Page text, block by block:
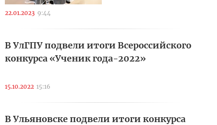
22.01.2023 9:44
В УлГПУ подвели итоги Всероссийского
конкурса «Ученик года-2022»
15.10.2022 15:16
В Ульяновске подвели итоги конкурса